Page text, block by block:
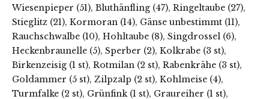
Wiesenpieper (51), Bluthänfling (47), Ringeltaube (27),
Stieglitz (21), Kormoran (14), Gänse unbestimmt (11),
Rauchschwalbe (10), Hohltaube (8), Singdrossel (6),
Heckenbraunelle (5), Sperber (2), Kolkrabe (3 st),
Birkenzeisig (1 st), Rotmilan (2 st), Rabenkrähe (3 st),
Goldammer (5 st), Zilpzalp (2 st), Kohlmeise (4),
Turmfalke (2 st), Grünfink (1 st), Graureiher (1 st),